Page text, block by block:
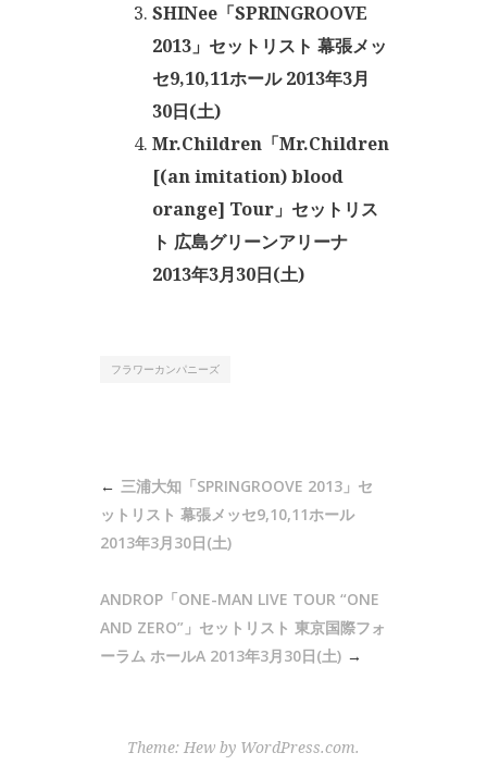
SHINee「SPRINGROOVE
2013」セットリスト 幕張メッ
セ9,10,11ホール 2013年3月
30日(土)
Mr.Children「Mr.Children
[(an imitation) blood
orange] Tour」セットリス
ト 広島グリーンアリーナ
2013年3月30日(土)
フラワーカンパニーズ
三浦大知「SPRINGROOVE 2013」セ
ットリスト 幕張メッセ9,10,11ホール
2013年3月30日(土)
ANDROP「ONE-MAN LIVE TOUR “ONE
AND ZERO”」セットリスト 東京国際フォ
ーラム ホールA 2013年3月30日(土)
Theme: Hew by WordPress.com.